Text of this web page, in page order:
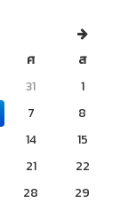
ศ
ส
31
1
7
8
14
15
21
22
28
29